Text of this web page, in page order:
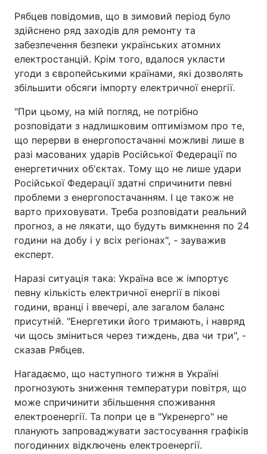
Рябцев повідомив, що в зимовий період було
здійснено ряд заходів для ремонту та
забезпечення безпеки українських атомних
електростанцій. Крім того, вдалося укласти
угоди з європейськими країнами, які дозволять
збільшити обсяги імпорту електричної енергії.
"При цьому, на мій погляд, не потрібно
розповідати з надлишковим оптимізмом про те,
що перерви в енергопостачанні можливі лише в
разі масованих ударів Російської Федерації по
енергетичних об'єктах. Тому що не лише удари
Російської Федерації здатні спричинити певні
проблеми з енергопостачанням. І це також не
варто приховувати. Треба розповідати реальний
прогноз, а не лякати, що будуть вимкнення по 24
години на добу і у всіх регіонах", - зауважив
експерт.
Наразі ситуація така: Україна все ж імпортує
певну кількість електричної енергії в пікові
години, вранці і ввечері, але загалом баланс
присутній. "Енергетики його тримають, і навряд
чи щось зміниться через тиждень, два чи три", -
сказав Рябцев.
Нагадаємо, що наступного тижня в Україні
прогнозують зниження температури повітря, що
може спричинити збільшення споживання
електроенергії. Та попри це в "Укренерго" не
планують запроваджувати застосування графіків
погодинних відключень електроенергії.